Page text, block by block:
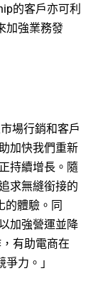
的客戶亦可利
加強業務發
場行銷和客戶
加快我們重新
持續增長。隨
求無縫銜接的
的體驗。同
加強營運並降
有助電商在
力。」